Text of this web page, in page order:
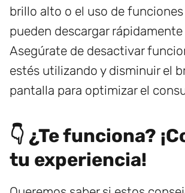
brillo alto o el uso de funciones
pueden descargar
Asegúrate de desactivar
estés utilizando y disminuir el
pantalla para optimizar el
👇 ¿Te funciona?
tu experiencia!